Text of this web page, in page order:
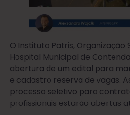
O Instituto Patris, Organização
Hospital Municipal de
abertura de um edital para
e cadastro reserva de vagas.
processo seletivo para
profissionais estarão abertas